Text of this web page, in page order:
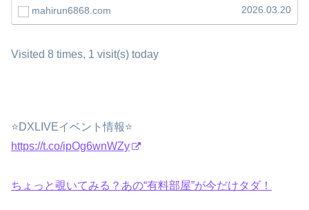
mahirun6868.com 2026.03.20
Visited 8 times, 1 visit(s) today
⭐DXLIVEイベント情報⭐
https://t.co/ipOg6wnWZy
ちょっと覗いてみる？あの“有料部屋”が今だけタダ！